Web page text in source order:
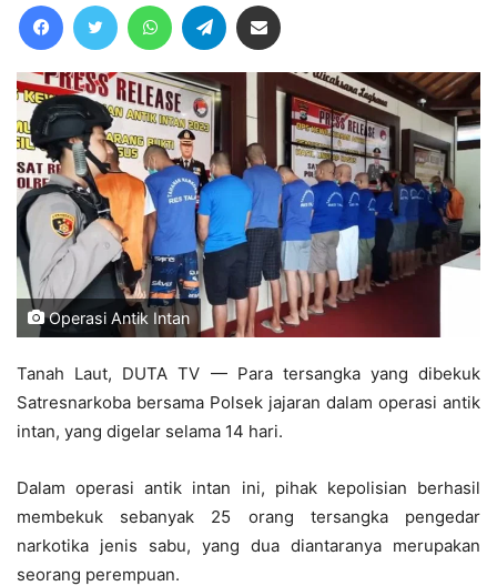
FacebookTwitter WhatsAppTelegram
Operasi Antik Intan
Tanah Laut, DUTA TV — Para tersangka yang dibekuk
Satresnarkoba bersama Polsek jajaran dalam operasi antik
intan, yang digelar selama 14 hari.
Dalam operasi antik intan ini, pihak kepolisian berhasil
membekuk sebanyak 25 orang tersangka pengedar
narkotika jenis sabu, yang dua diantaranya merupakan
seorang perempuan.